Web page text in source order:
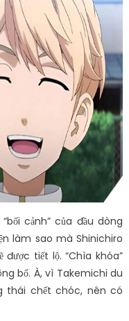
cảnh” của đầu dòng
làm sao mà Shinichiro
tiết lộ. “Chìa khóa”
bố. À, vì Takemichi du
thái chết chóc, nên có